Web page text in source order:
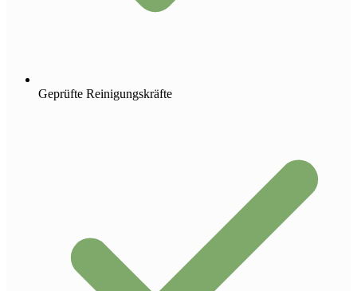
Geprüfte Reinigungskräfte